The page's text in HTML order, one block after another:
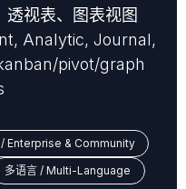
视表、图表视图
Analytic, Journal,
pivot/graph
/ Enterprise & Community
多语言 / Multi-Language